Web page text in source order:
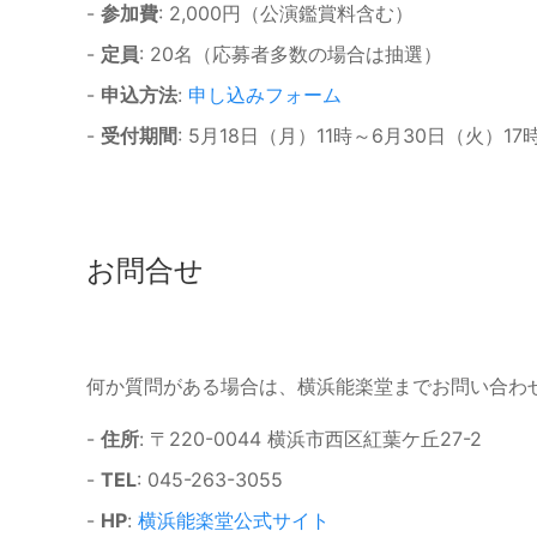
- 参加費: 2,000円（公演鑑賞料含む）
- 定員: 20名（応募者多数の場合は抽選）
- 申込方法: 申し込みフォーム
- 受付期間: 5月18日（月）11時～6月30日（火）17
お問合せ
何か質問がある場合は、横浜能楽堂までお問い合わ
- 住所: 〒220-0044 横浜市西区紅葉ケ丘27-2
- TEL: 045-263-3055
- HP: 横浜能楽堂公式サイト